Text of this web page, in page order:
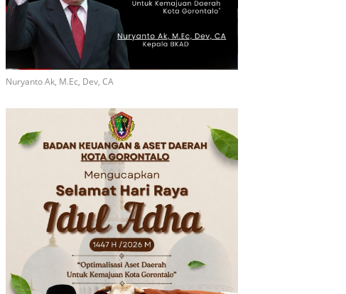
Nuryanto Ak, M.Ec, Dev, CA